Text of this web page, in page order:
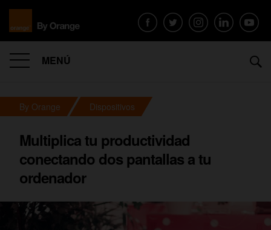
MENÚ
By Orange Dispositivos
Multiplica tu productividad
conectando dos pantallas a tu
ordenador